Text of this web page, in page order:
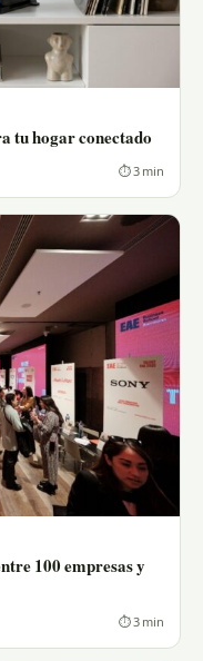
tu hogar conectado
⏱ 3 min
100 empresas y
⏱ 3 min